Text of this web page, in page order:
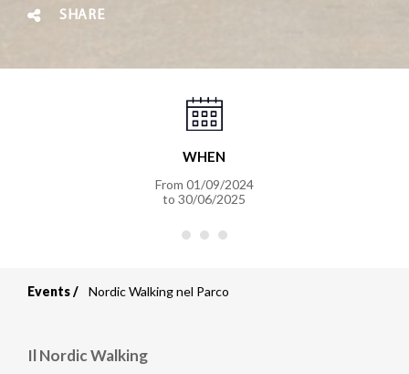
SHARE
WHEN
From 01/09/2024
to 30/06/2025
Breadcrumb
Events Nordic Walking nel Parco
Il Nordic Walking